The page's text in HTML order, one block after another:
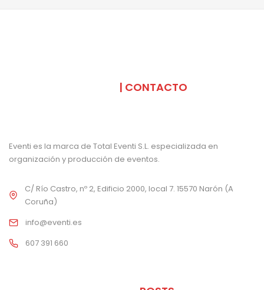
| CONTACTO
Eventi es la marca de Total Eventi S.L. especializada en
organización y producción de eventos.
C/ Río Castro, nº 2, Edificio 2000, local 7. 15570 Narón (A
Coruña)
info@eventi.es
607 391 660